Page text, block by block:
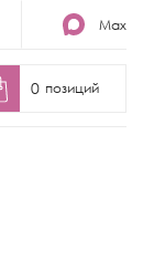
Max
0 позиций